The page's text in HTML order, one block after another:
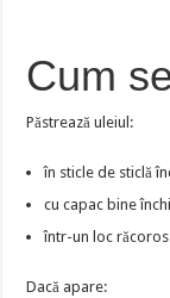
Cum
Păstrează uleiul:
în sticle de sticlă
cu capac bine
într-un loc
Dacă apare: